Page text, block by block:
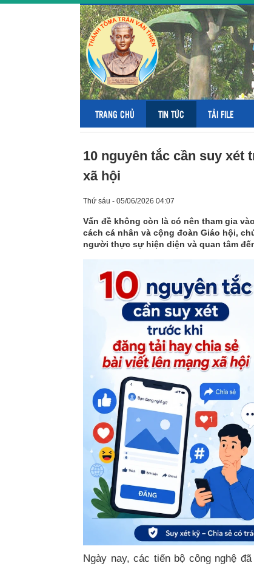
TRANG CHỦ TIN TỨC TẢI FILE
10 nguyên tắc cần suy xét
xã hội
Thứ sáu - 05/06/2026 04:07
Vấn đề không còn là có nên tham gia
cách cá nhân và cộng đoàn Giáo hội,
người thực sự hiện diện và quan tâm
Ngày nay, các tiến bộ công nghệ